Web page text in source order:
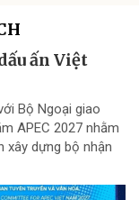
ấn Việt
Bộ Ngoại giao
APEC 2027 nhằm
xây dựng bộ nhận